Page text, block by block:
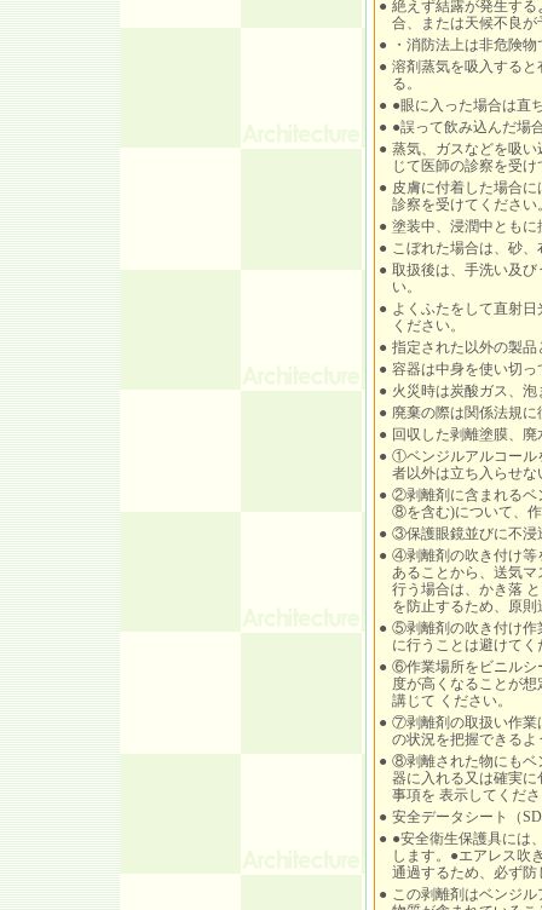
● 絶えず結露が発生す
合、または天候不良
●
・消防法上は非危険
● 溶剤蒸気を吸入する
る。
● ●眼に入った場合は直
● ●誤って飲み込んだ場
● 蒸気、ガスなどを吸
じて医師の診察を受
● 皮膚に付着した場合
診察を受けてください
● 塗装中、浸潤中とも
● こぼれた場合は、砂
● 取扱後は、手洗い及
い。
● よくふたをして直射
ください。
● 指定された以外の製
● 容器は中身を使い切
● 火災時は炭酸ガス、
● 廃棄の際は関係法規
● 回収した剥離塗膜、
● ①ベンジルアルコール
者以外は立ち入らせ
● ②剥離剤に含まれるベ
⑧を含む)について、
● ③保護眼鏡並びに不浸
● ④剥離剤の吹き付け等
あることから、送気
行う場合は、かき落
を防止するため、原
● ⑤剥離剤の吹き付け作
に行うことは避けてく
● ⑥作業場所をビニルシ
度が高くなることが
講じて ください。
● ⑦剥離剤の取扱い作業
の状況を把握できる
● ⑧剥離された物にもベ
器に入れる又は確実
事項を 表示してくだ
● 安全データシート（
● ●安全衛生保護具には
します。●エアレス吹
通過するため、必ず
● この剥離剤はベンジ